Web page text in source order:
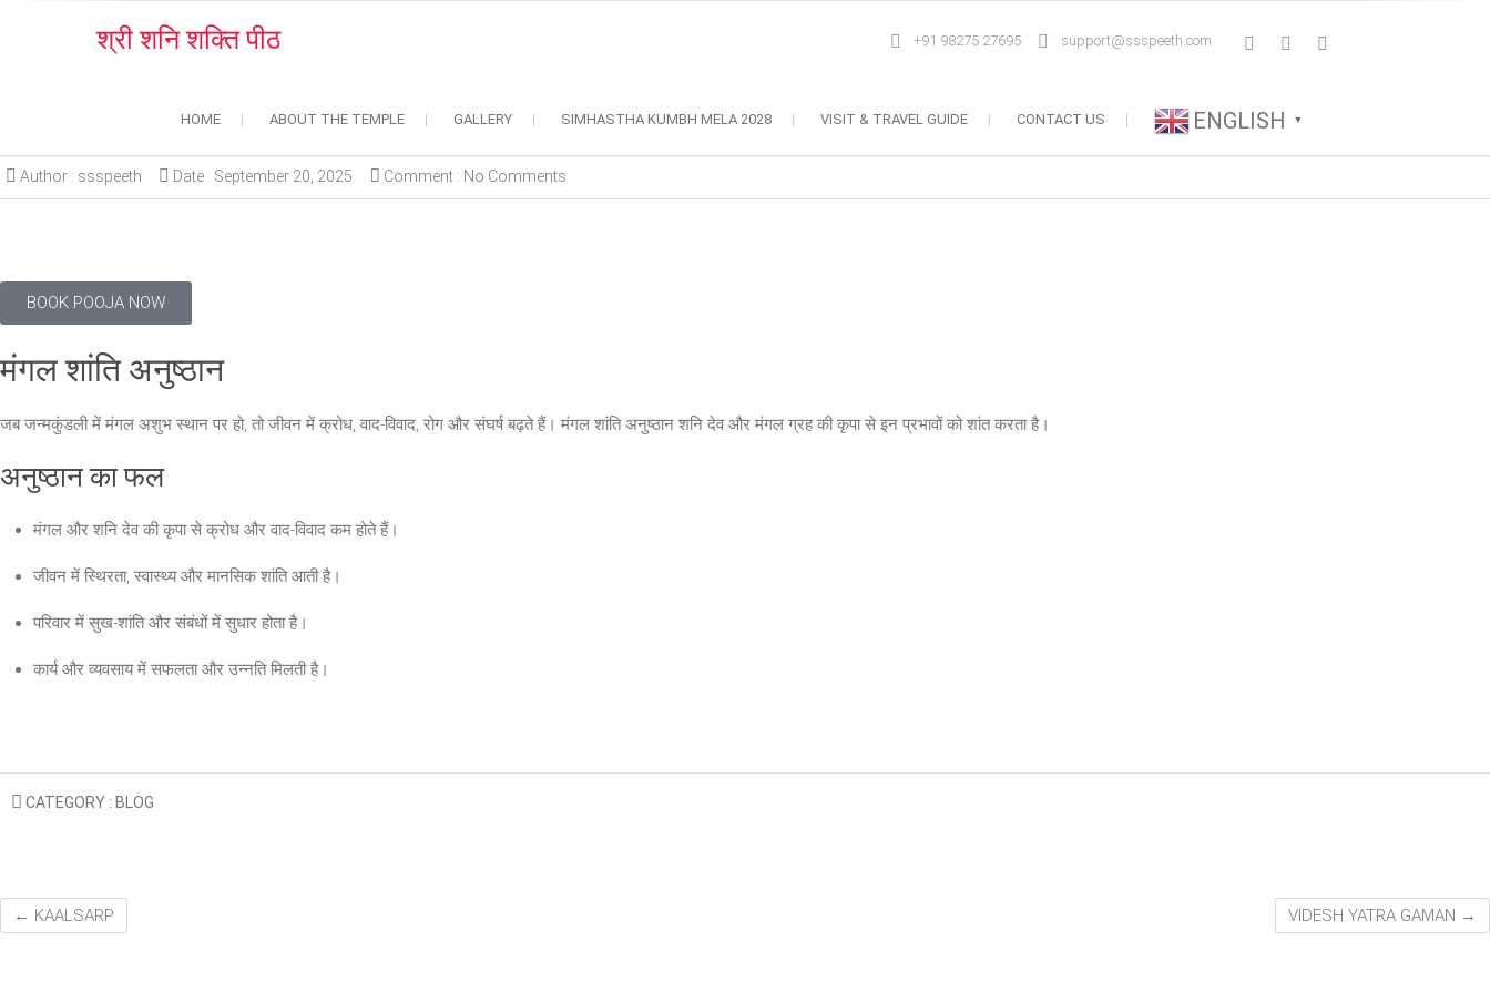
श्री शनि शक्ति पीठ +91 98275 27695 support@ssspeeth.com
HOME ABOUT THE TEMPLE GALLERY SIMHASTHA KUMBH MELA 2028 VISIT & TRAVEL GUIDE CONTACT US ENGLISH ▼
Author : ssspeeth Date : September 20, 2025 Comment : No Comments
BOOK POOJA NOW
मंगल शांति अनुष्ठान
जब जन्मकुंडली में मंगल अशुभ स्थान पर हो, तो जीवन में क्रोध, वाद-विवाद, रोग और संघर्ष बढ़ते हैं। मंगल शांति अनुष्ठान शनि देव और मंगल ग्रह की कृपा से इन प्रभावों को शांत करता है।
अनुष्ठान का फल
मंगल और शनि देव की कृपा से क्रोध और वाद-विवाद कम होते हैं।
जीवन में स्थिरता, स्वास्थ्य और मानसिक शांति आती है।
परिवार में सुख-शांति और संबंधों में सुधार होता है।
कार्य और व्यवसाय में सफलता और उन्नति मिलती है।
CATEGORY : BLOG
← KAALSARP VIDESH YATRA GAMAN →